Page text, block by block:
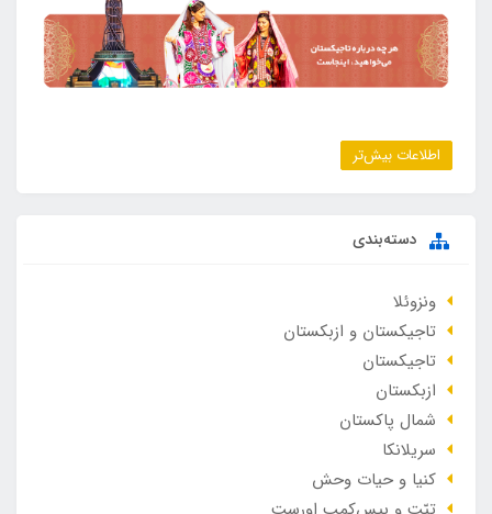
اطلاعات بیش‌تر
دسته‌بندی
ونزوئلا
تاجیکستان و ازبکستان
تاجیکستان
ازبکستان
شمال پاکستان
سریلانکا
کنیا و حیات وحش